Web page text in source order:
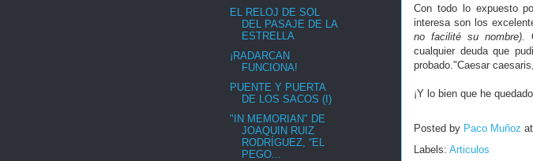
Con todo lo expuesto
interesa son los
no facilité su nombre).
cualquier deuda que
probado."Caesar
¡Y lo bien que he
Posted by Paco Muñoz at
Labels: Articulos
EL RELOJ DE SOL
DEL PASAJE DE LA
ESTRELLA
¡RADARCAN
FUNCIONA!
PUENTE Y PUERTA
DE LOS SACOS (I)
"IN MEMORIAN" DE
JOAQUIN RUIZ
RODRÍGUEZ, “EL
PEGO...